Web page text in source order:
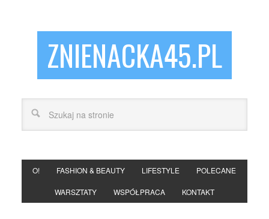
ZNIENACKA45.PL
O! FASHION & BEAUTY LIFESTYLE POLECANE
WARSZTATY WSPÓŁPRACA KONTAKT